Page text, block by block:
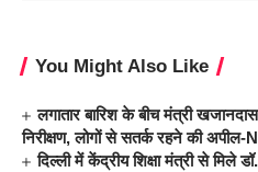
You Might Also Like
लगातार बारिश के बीच मंत्री
निरीक्षण, लोगों से सतर्क रहने की
दिल्ली में केंद्रीय शिक्षा मंत्री से मिले